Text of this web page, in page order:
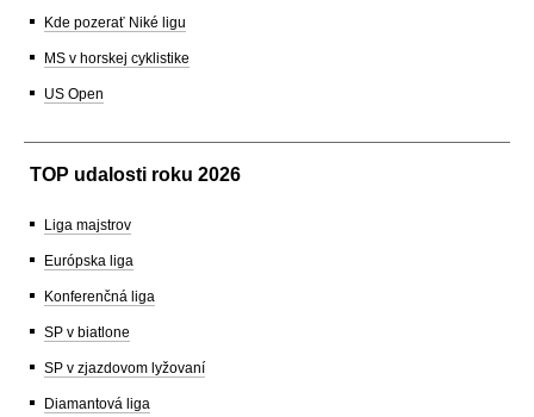
Kde pozerať Niké ligu
MS v horskej cyklistike
US Open
TOP udalosti roku 2026
Liga majstrov
Európska liga
Konferenčná liga
SP v biatlone
SP v zjazdovom lyžovaní
Diamantová liga